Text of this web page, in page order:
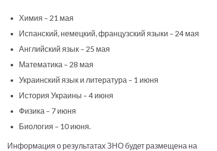
Химия – 21 мая
Испанский, немецкий, французский языки – 24 мая
Английский язык – 25 мая
Математика – 28 мая
Украинский язык и литература – 1 июня
История Украины – 4 июня
Физика – 7 июня
Биология – 10 июня.
Информация о результатах ЗНО будет размещена на